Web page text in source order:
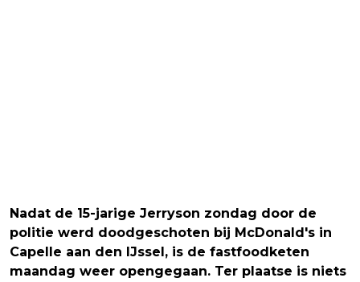
Nadat de 15-jarige Jerryson zondag door de
politie werd doodgeschoten bij McDonald's in
Capelle aan den IJssel, is de fastfoodketen
maandag weer opengegaan. Ter plaatse is niets